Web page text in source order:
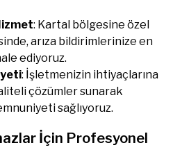
: Kartal bölgesine özel
arıza bildirimlerinize en
ediyoruz.
: İşletmenizin ihtiyaçlarına
çözümler sunarak
sağlıyoruz.
İçin Profesyonel